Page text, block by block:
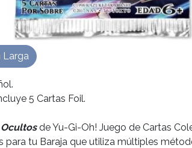
5 Cartas Foil.
de Yu-Gi-Oh! Juego de Cartas
para tu Baraja que utiliza múltiples
Larga